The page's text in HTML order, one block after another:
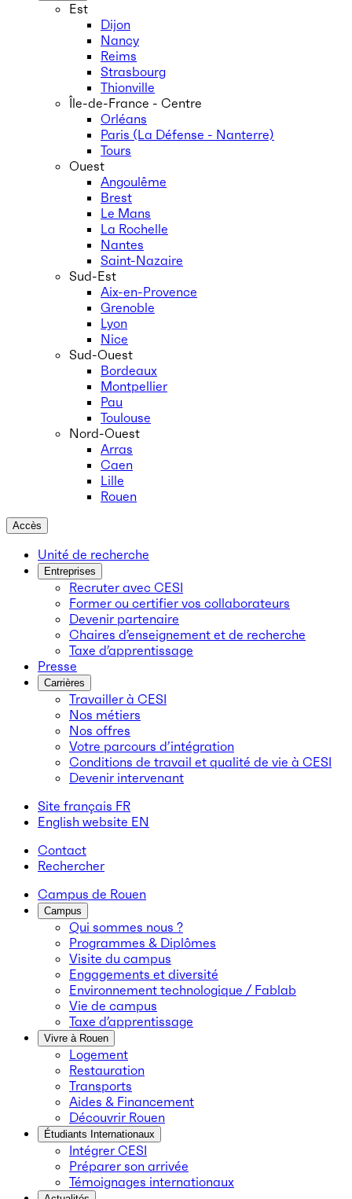
Est
Dijon
Nancy
Reims
Strasbourg
Thionville
Île-de-France - Centre
Orléans
Paris (La Défense - Nanterre)
Tours
Ouest
Angoulême
Brest
Le Mans
La Rochelle
Nantes
Saint-Nazaire
Sud-Est
Aix-en-Provence
Grenoble
Lyon
Nice
Sud-Ouest
Bordeaux
Montpellier
Pau
Toulouse
Nord-Ouest
Arras
Caen
Lille
Rouen
Accès
Unité de recherche
Entreprises
Recruter avec CESI
Former ou certifier vos collaborateurs
Devenir partenaire
Chaires d’enseignement et de recherche
Taxe d’apprentissage
Presse
Carrières
Travailler à CESI
Nos métiers
Nos offres
Votre parcours d’intégration
Conditions de travail et qualité de vie à CESI
Devenir intervenant
Site français FR
English website EN
Contact
Rechercher
Campus de Rouen
Campus
Qui sommes nous ?
Programmes & Diplômes
Visite du campus
Engagements et diversité
Environnement technologique / Fablab
Vie de campus
Taxe d’apprentissage
Vivre à Rouen
Logement
Restauration
Transports
Aides & Financement
Découvrir Rouen
Étudiants Internationaux
Intégrer CESI
Préparer son arrivée
Témoignages internationaux